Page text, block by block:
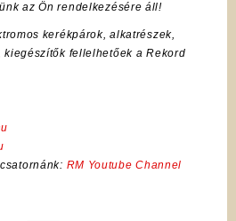
az Ön rendelkezésére áll!
kerékpárok, alkatrészek,
kiegészítők fellelhetőek a Rekord
RM Youtube Channel